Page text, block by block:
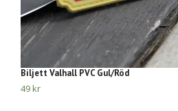
Biljett Valhall PVC Gul/Röd
49 kr